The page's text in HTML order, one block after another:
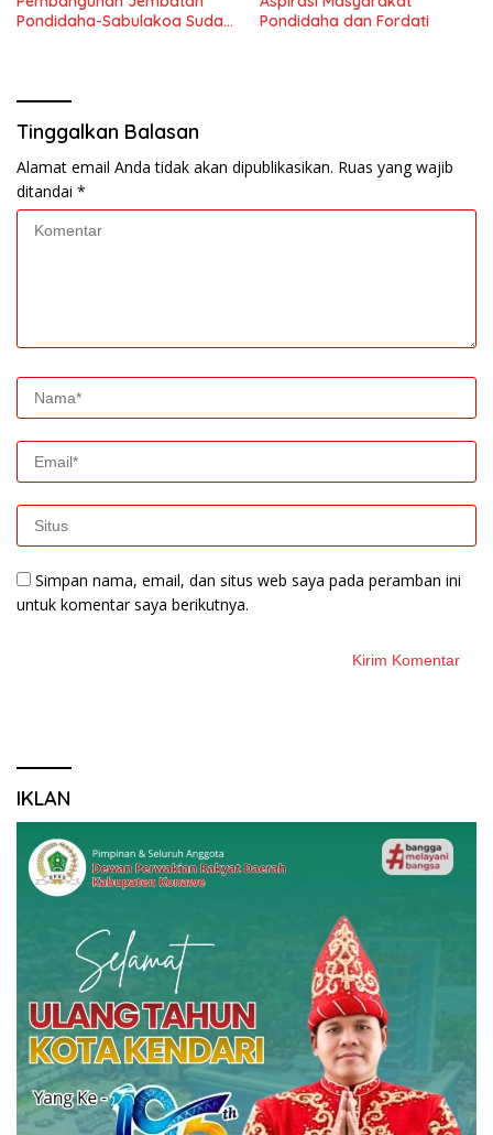
Pondidaha-Sabulakoa Sudah
Pondidaha dan Fordati
Tinggalkan Balasan
Alamat email Anda tidak akan dipublikasikan. Ruas yang wajib
ditandai *
Simpan nama, email, dan situs web saya pada peramban ini
untuk komentar saya berikutnya.
IKLAN